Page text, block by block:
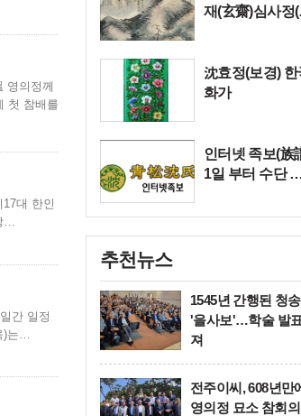
영의정께
첫 참배를
대 한인
…
간 일정
)는…
재(玄齋)심사
沈효정(보경)
화가
인터넷 족보(族
1일 부터 수단
여백
추천뉴스
1545년 간행된 청
'을사보'…학술 발
져
전주이씨, 608년만
영의정 묘소 참회